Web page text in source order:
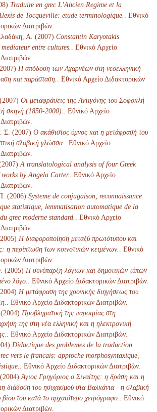
Traduire en grec L’Ancien Regime et la
de Tocqueville: etude terminologique.
. Εθνικό
Διατριβών.
Α. (2007) Constantin Karyotakis
entre cultures.
. Εθνικό Αρχείο
Η απόδοση των Αχαρνέων στη νεοελληνική
και παράσταση.
. Εθνικό Αρχείο Διδακτορικών
Οι μεταφράσεις της Αντιγόνης του Σοφοκλή
σκηνή (1850-2000).
. Εθνικό Αρχείο
Σ. (2007) Ο ακάθιστος ύμνος και η μετάφρασή του
σλαβική γλώσσα.
. Εθνικό Αρχείο
A translatological analysis of four Greek
by Angela Carter. . Εθνικό Αρχείο
(2006) Systeme de conjugaison, reconnaissance
statistique, lemmatisation automatique de la
grec moderne standard.
. Εθνικό Αρχείο
Η διαφοροποίηση μεταξύ πρωτότυπου και
η περίπτωση των κοινοτικών κειμένων.
. Εθνικό
Διατριβών.
(2005) Η συνύπαρξη λόγιων και δημοτικών τύπων
λόγο.
. Εθνικό Αρχείο Διδακτορικών Διατριβών.
Η μετάφραση της χρονικής διηγήσεως του
. Εθνικό Αρχείο Διδακτορικών Διατριβών.
Προβληματική της παροιμίας στη
της στη νέα ελληνική και η ηλεκτρονική
. Εθνικό Αρχείο Διδακτορικών Διατριβών.
Didactique des problemes de la traduction
vers le francais: approche morphosyntaxique,
. Εθνικό Αρχείο Διδακτορικών Διατριβών.
Άγιος Γρηγόριος ο Σιναίτης: η δράση και η
διάδοση του ησυχασμού στα Βαλκάνια - η σλαβική
του κατά το αρχαιότερο χειρόγραφο.
. Εθνικό
Διατριβών.